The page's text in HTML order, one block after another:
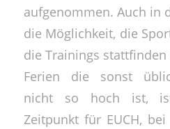
aufgenommen. Auch in
die Möglichkeit, die
die Trainings
Ferien die sonst
nicht so hoch ist,
Zeitpunkt für EUCH,